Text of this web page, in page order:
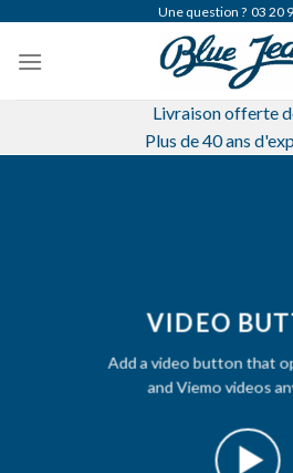
content
Une question ? 03 20
Livraison offerte
Plus de 40 ans
VIDEO
Add a video button that
and Viemo videos